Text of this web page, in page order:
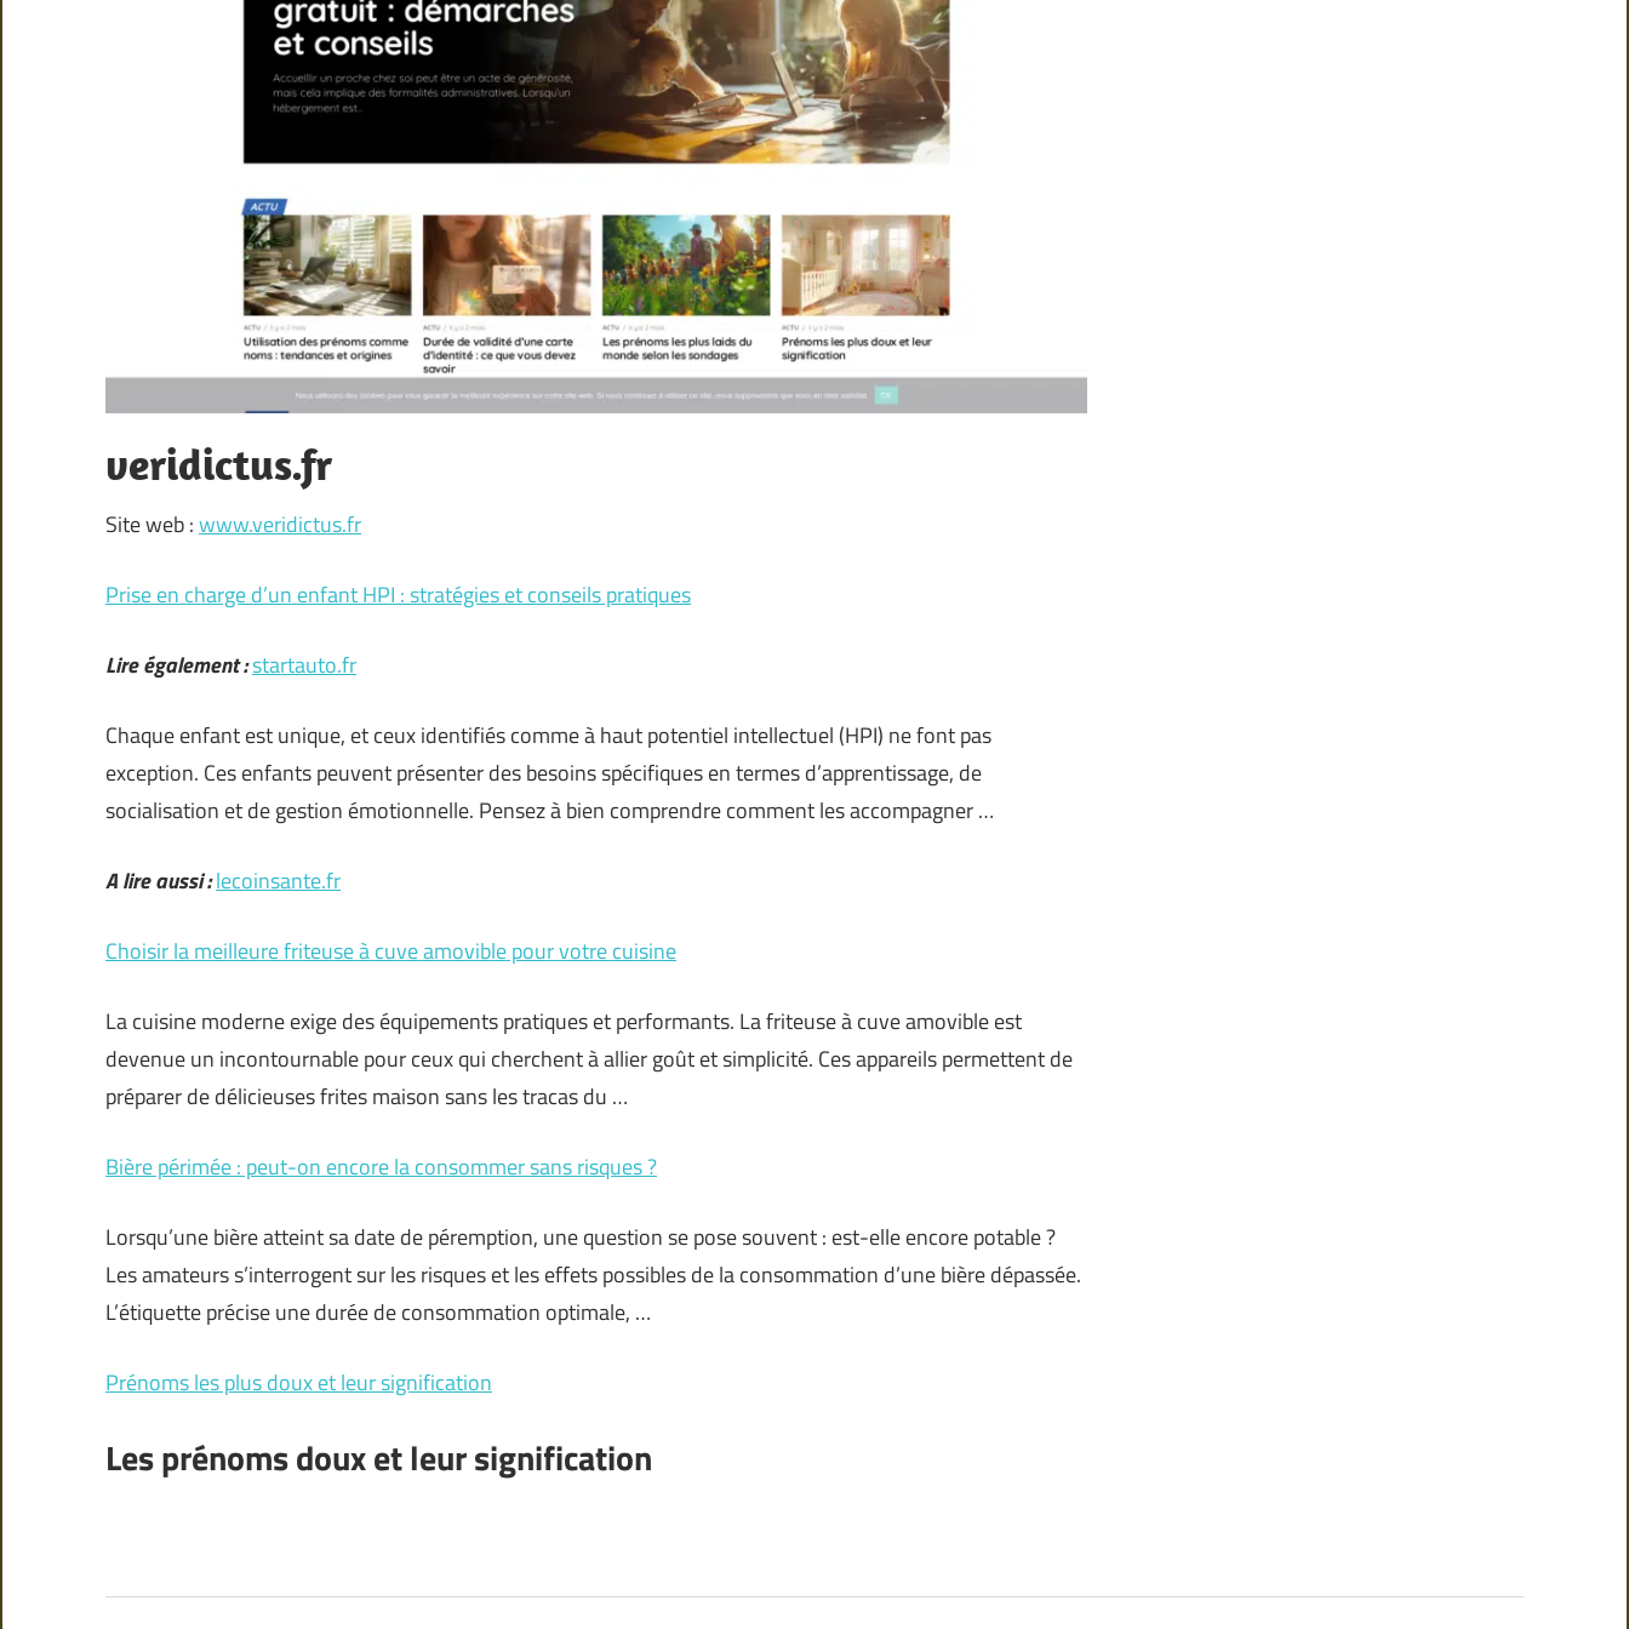
veridictus.fr
Site web :www.veridictus.fr
Prise en charge d’un enfant HPI : stratégies et conseils pratiques
Lire également :startauto.fr
Chaque enfant est unique, et ceux identifiés comme à haut potentiel intellectuel (HPI) ne font pas
exception. Ces enfants peuvent présenter des besoins spécifiques en termes d’apprentissage, de
socialisation et de gestion émotionnelle. Pensez à bien comprendre comment les accompagner …
A lire aussi :lecoinsante.fr
Choisir la meilleure friteuse à cuve amovible pour votre cuisine
La cuisine moderne exige des équipements pratiques et performants. La friteuse à cuve amovible est
devenue un incontournable pour ceux qui cherchent à allier goût et simplicité. Ces appareils permettent de
préparer de délicieuses frites maison sans les tracas du …
Bière périmée : peut-on encore la consommer sans risques ?
Lorsqu’une bière atteint sa date de péremption, une question se pose souvent : est-elle encore potable ?
Les amateurs s’interrogent sur les risques et les effets possibles de la consommation d’une bière dépassée.
L’étiquette précise une durée de consommation optimale, …
Prénoms les plus doux et leur signification
Les prénoms doux et leur signification